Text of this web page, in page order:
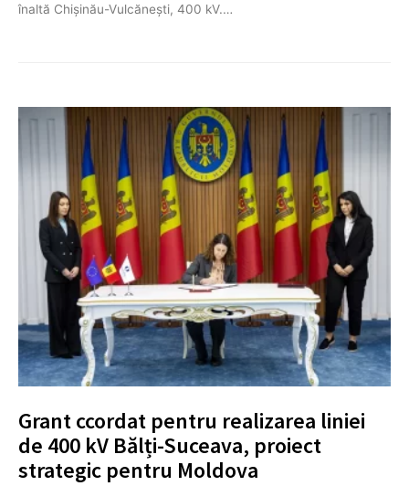
înaltă Chișinău-Vulcănești, 400 kV.…
Grant ccordat pentru realizarea liniei
de 400 kV Bălți-Suceava, proiect
strategic pentru Moldova